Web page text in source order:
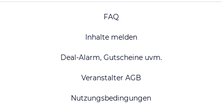
FAQ
Inhalte melden
Deal-Alarm, Gutscheine uvm.
Veranstalter AGB
Nutzungsbedingungen